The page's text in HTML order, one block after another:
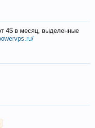
4$ в месяц, выделенные